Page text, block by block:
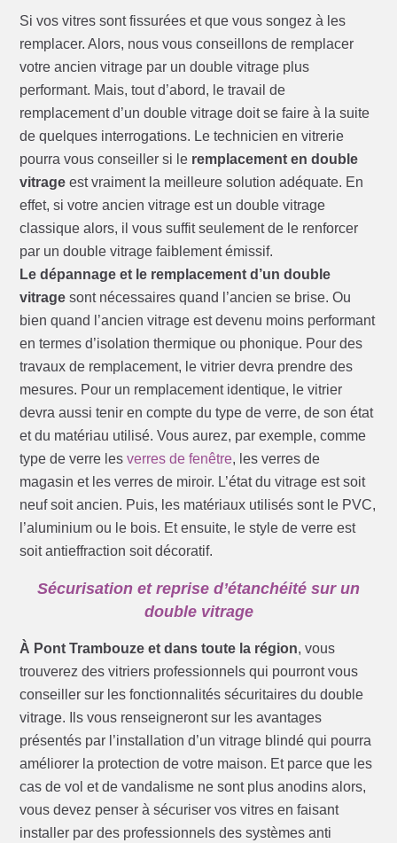
Si vos vitres sont fissurées et que vous songez à les
remplacer. Alors, nous vous conseillons de remplacer
votre ancien vitrage par un double vitrage plus
performant. Mais, tout d’abord, le travail de
remplacement d’un double vitrage doit se faire à la suite
de quelques interrogations. Le technicien en vitrerie
pourra vous conseiller si le remplacement en double
vitrage est vraiment la meilleure solution adéquate. En
effet, si votre ancien vitrage est un double vitrage
classique alors, il vous suffit seulement de le renforcer
par un double vitrage faiblement émissif.
Le dépannage et le remplacement d’un double
vitrage sont nécessaires quand l’ancien se brise. Ou
bien quand l’ancien vitrage est devenu moins performant
en termes d’isolation thermique ou phonique. Pour des
travaux de remplacement, le vitrier devra prendre des
mesures. Pour un remplacement identique, le vitrier
devra aussi tenir en compte du type de verre, de son état
et du matériau utilisé. Vous aurez, par exemple, comme
type de verre lesverres de fenêtre, les verres de
magasin et les verres de miroir. L’état du vitrage est soit
neuf soit ancien. Puis, les matériaux utilisés sont le PVC,
l’aluminium ou le bois. Et ensuite, le style de verre est
soit antieffraction soit décoratif.
Sécurisation et reprise d’étanchéité sur un
double vitrage
À Pont Trambouze et dans toute la région, vous
trouverez des vitriers professionnels qui pourront vous
conseiller sur les fonctionnalités sécuritaires du double
vitrage. Ils vous renseigneront sur les avantages
présentés par l’installation d’un vitrage blindé qui pourra
améliorer la protection de votre maison. Et parce que les
cas de vol et de vandalisme ne sont plus anodins alors,
vous devez penser à sécuriser vos vitres en faisant
installer par des professionnels des systèmes anti